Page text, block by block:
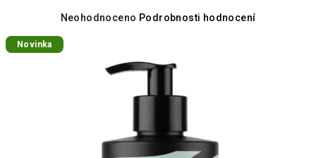
Průměrné
Neohodnoceno Podrobnosti hodnocení
Novinka